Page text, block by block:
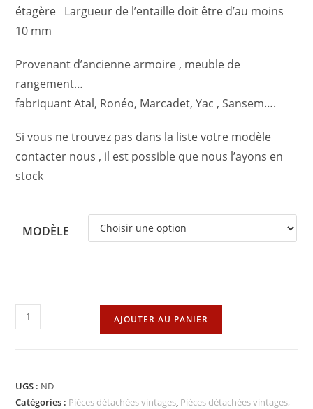
étagère Largueur de l’entaille doit être d’au moins
10 mm
Provenant d’ancienne armoire , meuble de
rangement…
fabriquant Atal, Ronéo, Marcadet, Yac , Sansem….
Si vous ne trouvez pas dans la liste votre modèle
contacter nous , il est possible que nous l’ayons en
stock
MODÈLE
quantité
de
étagère
universel
AJOUTER AU PANIER
UGS : ND
Catégories : Pièces détachées vintages, Pièces détachées vintages,